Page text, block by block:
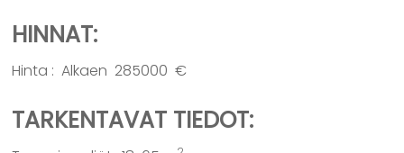
HINNAT:
Hinta : Alkaen 285000 €
TARKENTAVAT TIEDOT: